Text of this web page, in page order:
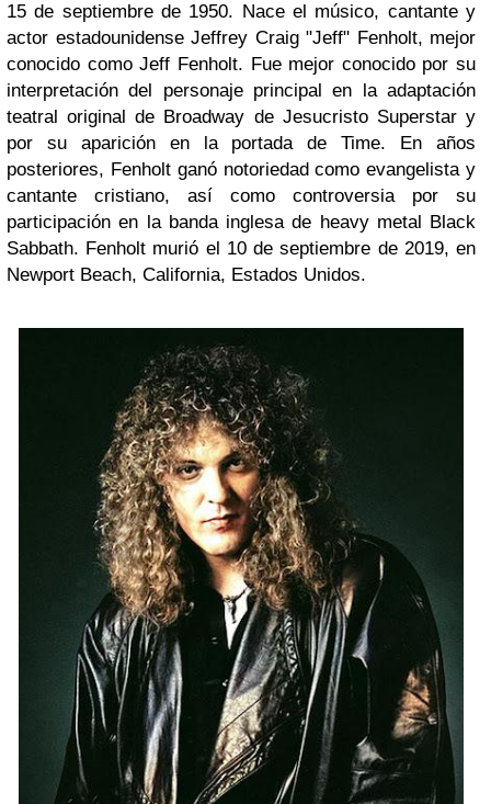
15 de septiembre de 1950. Nace el músico, cantante y
actor estadounidense Jeffrey Craig "Jeff" Fenholt, mejor
conocido como Jeff Fenholt. Fue mejor conocido por su
interpretación del personaje principal en la adaptación
teatral original de Broadway de Jesucristo Superstar y
por su aparición en la portada de Time. En años
posteriores, Fenholt ganó notoriedad como evangelista y
cantante cristiano, así como controversia por su
participación en la banda inglesa de heavy metal Black
Sabbath. Fenholt murió el 10 de septiembre de 2019, en
Newport Beach, California, Estados Unidos.